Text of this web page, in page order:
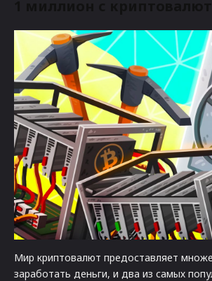
Мир криптовалют предоставляет
заработать деньги, и два из самых